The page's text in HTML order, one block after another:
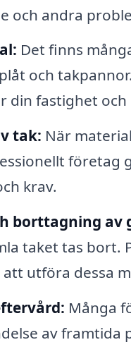
och andra
Det finns
och
din fastighet
tak: När
företag
krav.
borttagning av
taket tas bort.
utföra dessa
Många
av framtida